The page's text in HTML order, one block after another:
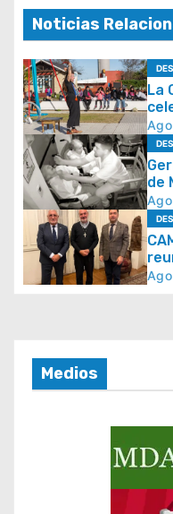
e
g
a
c
i
ó
n
d
e
e
n
a
d
Noticias
La
de
Medios